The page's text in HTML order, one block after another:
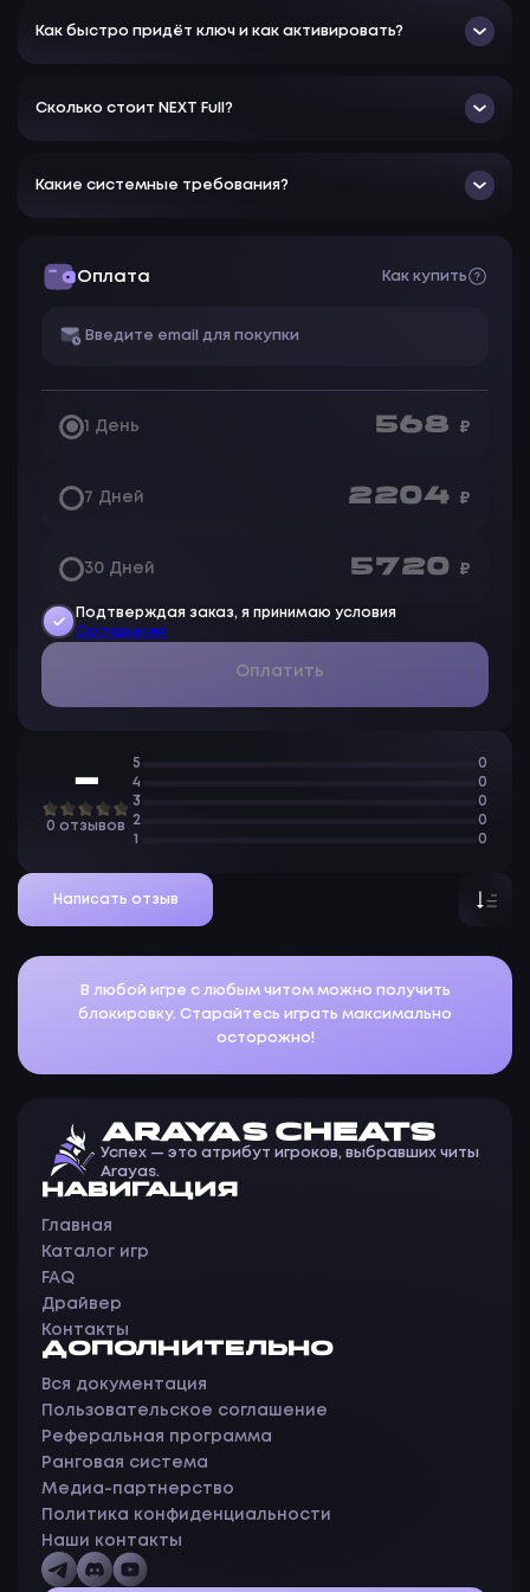
Тепловизионное зрение
Быстрая перезарядка магазина
Нет замедления
Прыжки в высоту
Как быстро придёт ключ и как активировать?
Сколько стоит NEXT Full?
Какие системные требования?
Оплата Как купить
1 День 568 ₽
7 Дней 2 204 ₽
30 Дней 5 720 ₽
Подтверждая заказ, я принимаю условия
Соглашения
Оплатить
—
0 отзывов
5
0
4
0
3
0
2
0
1
0
Написать отзыв
В любой игре с любым читом можно получить
блокировку. Старайтесь играть максимально
осторожно!
ARAYAS CHEATS
Успех — это атрибут игроков, выбравших читы
Arayas.
НАВИГАЦИЯ
Главная
Каталог игр
FAQ
Драйвер
Контакты
ДОПОЛНИТЕЛЬНО
Вся документация
Пользовательское соглашение
Реферальная программа
Ранговая система
Медиа-партнерство
Политика конфиденциальности
Наши контакты